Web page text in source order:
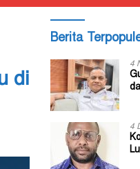
di
Berita
4
4